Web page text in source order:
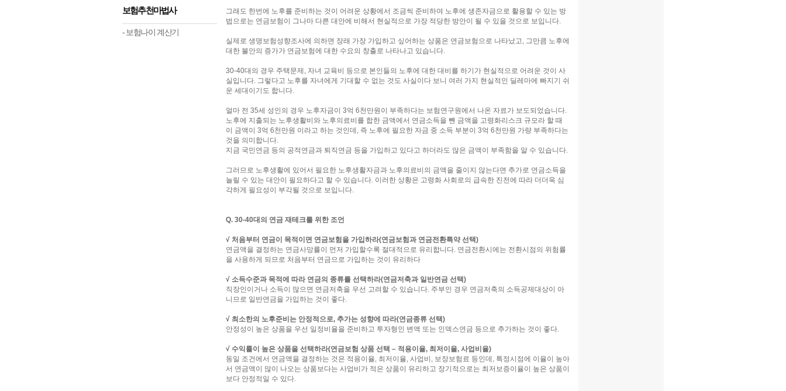
보험추천마법사
- 보험나이 계산기
그래도 한번에 노후를 준비하는 것이 어려운 상황에서 조금씩 준비하여 노후에 생존자금으로 활용할 수 있는 방
법으로는 연금보험이 그나마 다른 대안에 비해서 현실적으로 가장 적당한 방안이 될 수 있을 것으로 보입니다.
실제로 생명보험성향조사에 의하면 장래 가장 가입하고 싶어하는 상품은 연금보험으로 나타났고, 그만큼 노후에
대한 불안의 증가가 연금보험에 대한 수요의 창출로 나타나고 있습니다.
30-40대의 경우 주택문제, 자녀 교육비 등으로 본인들의 노후에 대한 대비를 하기가 현실적으로 어려운 것이 사
실입니다. 그렇다고 노후를 자녀에게 기대할 수 없는 것도 사실이다 보니 여러 가지 현실적인 딜레마에 빠지기 쉬
운 세대이기도 합니다.
얼마 전 35세 성인의 경우 노후자금이 3억 6천만원이 부족하다는 보험연구원에서 나온 자료가 보도되었습니다.
노후에 지출되는 노후생활비와 노후의료비를 합한 금액에서 연금소득을 뺀 금액을 고령화리스크 규모라 할 때
이 금액이 3억 6천만원 이라고 하는 것인데, 즉 노후에 필요한 자금 중 소득 부분이 3억 6천만원 가량 부족하다는
것을 의미합니다.
지금 국민연금 등의 공적연금과 퇴직연금 등을 가입하고 있다고 하더라도 많은 금액이 부족함을 알 수 있습니다.
그러므로 노후생활에 있어서 필요한 노후생활자금과 노후의료비의 금액을 줄이지 않는다면 추가로 연금소득을
늘릴 수 있는 대안이 필요하다고 할 수 있습니다. 이러한 상황은 고령화 사회로의 급속한 진전에 따라 더더욱 심
각하게 필요성이 부각될 것으로 보입니다.
Q. 30-40대의 연금 재테크를 위한 조언
√ 처음부터 연금이 목적이면 연금보험을 가입하라(연금보험과 연금전환특약 선택)
연금액을 결정하는 연금사망률이 먼저 가입할수록 절대적으로 유리합니다. 연금전환시에는 전환시점의 위험률
을 사용하게 되므로 처음부터 연금으로 가입하는 것이 유리하다
√ 소득수준과 목적에 따라 연금의 종류를 선택하라(연금저축과 일반연금 선택)
직장인이거나 소득이 많으면 연금저축을 우선 고려할 수 있습니다. 주부인 경우 연금저축의 소득공제대상이 아
니므로 일반연금을 가입하는 것이 좋다.
√ 최소한의 노후준비는 안정적으로, 추가는 성향에 따라(연금종류 선택)
안정성이 높은 상품을 우선 일정비율을 준비하고 투자형인 변액 또는 인덱스연금 등으로 추가하는 것이 좋다.
√ 수익률이 높은 상품을 선택하라(연금보험 상품 선택 – 적용이율, 최저이율, 사업비율)
동일 조건에서 연금액을 결정하는 것은 적용이율, 최저이율, 사업비, 보장보험료 등인데, 특정시점에 이율이 높아
서 연금액이 많이 나오는 상품보다는 사업비가 적은 상품이 유리하고 장기적으로는 최저보증이율이 높은 상품이
보다 안정적일 수 있다.